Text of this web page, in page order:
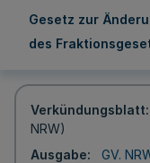
Gesetz zur
des
Verkündungsblatt
NRW)
Ausgabe
GV.